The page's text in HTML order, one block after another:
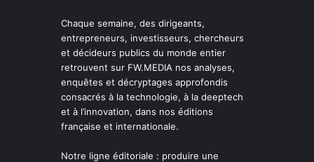
Chaque semaine, des dirigeants,
entrepreneurs, investisseurs, chercheurs
et décideurs publics du monde entier
retrouvent sur FW.MEDIA nos analyses,
enquêtes et décryptages approfondis
consacrés à la technologie, à la deeptech
et à l’innovation, dans nos éditions
française et internationale.
Notre ligne éditoriale : produire une